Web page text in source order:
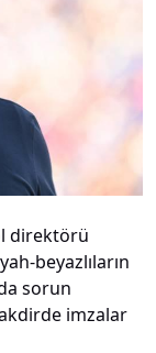
direktörü
beyazlıların
sorun
imzalar